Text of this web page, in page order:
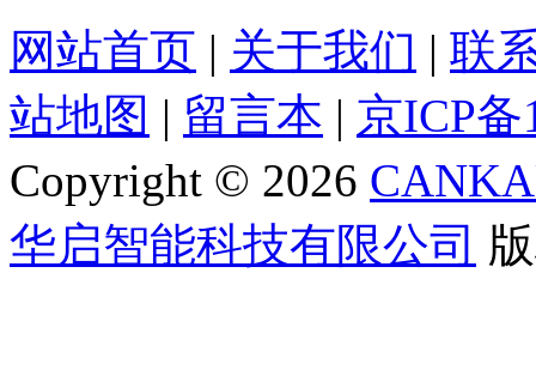
网站首页 | 关于我们 | 联
站地图 | 留言本 | 京ICP备
Copyright © 2026
华启智能科技有限公司